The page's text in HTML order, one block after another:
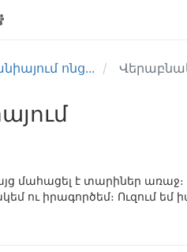
ոնց...
մահացել է տարիներ
ու իրագործեմ։ Ուզում